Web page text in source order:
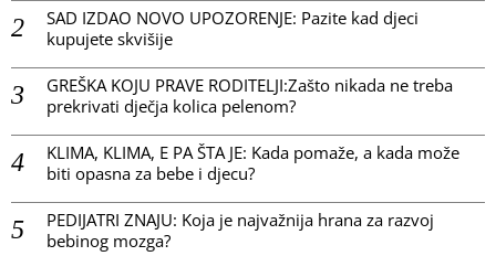
SAD IZDAO NOVO UPOZORENJE: Pazite kad djeci
kupujete skvišije
GREŠKA KOJU PRAVE RODITELJI:Zašto nikada ne treba
prekrivati dječja kolica pelenom?
KLIMA, KLIMA, E PA ŠTA JE: Kada pomaže, a kada može
biti opasna za bebe i djecu?
PEDIJATRI ZNAJU: Koja je najvažnija hrana za razvoj
bebinog mozga?